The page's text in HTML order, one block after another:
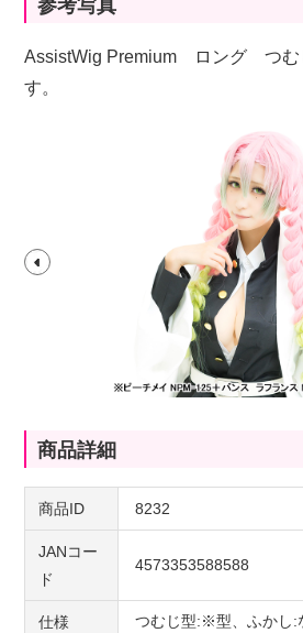
参考写真
AssistWig Premium ロング つむ
す。
商品詳細
商品ID 8232
JANコー
ド
4573353588588
仕様
つむじ型:※型、ふかし: